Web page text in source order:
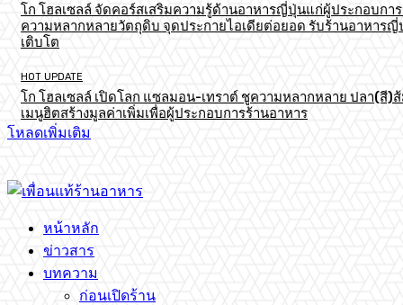
โก โฮลเซลล์ จัดคอร์สเสริมความรู้ด้านอาหารญี่ปุ่นแก่ผู้ประกอบกา
ความหลากหลายวัตถุดิบ จุดประกายไอเดียต่อยอด รับร้านอาหาร
เติบโต
HOT UPDATE
โก โฮลเซลล์ เปิดโลก แซลมอน-เทราต์ ชูความหลากหลาย ปลา(สี)
เมนูฮิตสร้างมูลค่าเพิ่มเพื่อผู้ประกอบการร้านอาหาร
โหลดเพิ่มเติม
หน้าหลัก
ข่าวสาร
บทความ
ก่อนเปิดร้าน